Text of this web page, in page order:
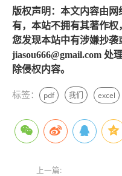
版权声明：本文内容由
有，本站不拥有其著作
您发现本站中有涉嫌抄袭
jiasou666@gmail.com 处
除侵权内容。
标签： pdf 我们 excel
上一篇: